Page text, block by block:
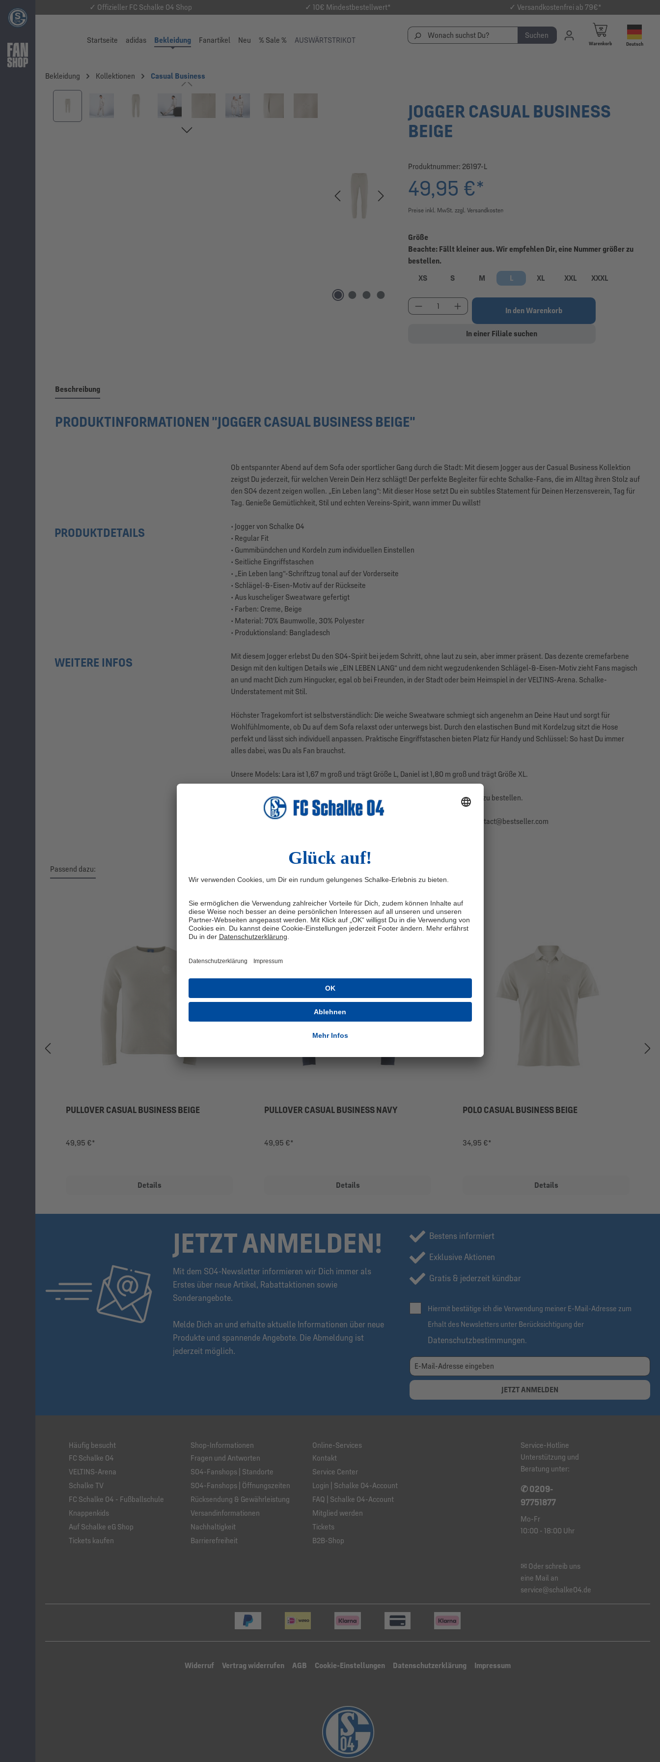
✓ Offizieller FC Schalke 04 Shop ✓ 10€ Mindestbestellwert* ✓ Versandkostenfrei ab 79€*
Startseite adidas Bekleidung Fanartikel Neu % Sale % AUSWÄRTSTRIKOT
Suchen
Warenkorb Deutsch
Bekleidung Kollektionen Casual Business
Bildergalerie überspringen
JOGGER CASUAL BUSINESS
BEIGE
Produktnummer: 26197-L
49,95 €*
Preise inkl. MwSt. zzgl. Versandkosten
Größe
Beachte: Fällt kleiner aus. Wir empfehlen Dir, eine Nummer größer zu
bestellen.
XS
S M L XL XXL XXXL
Produkt Anzahl: Gib den gewünschten Wert ein oder
In den Warenkorb
In einer Filiale suchen
Beschreibung
PRODUKTINFORMATIONEN "JOGGER CASUAL BUSINESS BEIGE"
Ob entspannter Abend auf dem Sofa oder sportlicher Gang durch die Stadt: Mit diesem Jogger aus der Casual Business Kollektion
zeigst Du jederzeit, für welchen Verein Dein Herz schlägt! Der perfekte Begleiter für echte Schalke-Fans, die im Alltag ihren Stolz auf
den S04 dezent zeigen wollen. „Ein Leben lang“: Mit dieser Hose setzt Du ein subtiles Statement für Deinen Herzensverein, Tag für
Tag. Genieße Gemütlichkeit, Stil und echten Vereins-Spirit, wann immer Du willst!
PRODUKTDETAILS
• Jogger von Schalke 04
• Regular Fit
• Gummibündchen und Kordeln zum individuellen Einstellen
• Seitliche Eingriffstaschen
• „Ein Leben lang“-Schriftzug tonal auf der Vorderseite
• Schlägel-&-Eisen-Motiv auf der Rückseite
• Aus kuscheliger Sweatware gefertigt
• Farben: Creme, Beige
• Material: 70% Baumwolle, 30% Polyester
• Produktionsland: Bangladesch
WEITERE INFOS
Mit diesem Jogger erlebst Du den S04-Spirit bei jedem Schritt, ohne laut zu sein, aber immer präsent. Das dezente cremefarbene
Design mit den kultigen Details wie „EIN LEBEN LANG“ und dem nicht wegzudenkenden Schlägel-&-Eisen-Motiv zieht Fans magisch
an und macht Dich zum Hingucker, egal ob bei Freunden, in der Stadt oder beim Heimspiel in der VELTINS-Arena. Schalke-
Understatement mit Stil.
Höchster Tragekomfort ist selbstverständlich: Die weiche Sweatware schmiegt sich angenehm an Deine Haut und sorgt für
Wohlfühlmomente, ob Du auf dem Sofa relaxst oder unterwegs bist. Durch den elastischen Bund mit Kordelzug sitzt die Hose
perfekt und lässt sich individuell anpassen. Praktische Eingriffstaschen bieten Platz für Handy und Schlüssel: So hast Du immer
alles dabei, was Du als Fan brauchst.
Unsere Models: Lara ist 1,67 m groß und trägt Größe L, Daniel ist 1,80 m groß und trägt Größe XL.
Der Jogger fällt etwas kleiner aus. Wir empfehlen, eine Nummer größer zu bestellen.
Herstellerangaben: Bestseller A/S, Fredsskovvej 5, 7330 Brande, Dänemark, contact@bestseller.com
Passend dazu:
PULLOVER CASUAL BUSINESS BEIGE
49,95 €*
Details
PULLOVER CASUAL BUSINESS NAVY
49,95 €*
Details
POLO CASUAL BUSINESS BEIGE
34,95 €*
Details
JETZT ANMELDEN!
Mit dem S04-Newsletter informieren wir Dich immer als
Erstes über neue Artikel, Rabattaktionen sowie
Sonderangebote.
Melde Dich an und erhalte aktuelle Informationen über neue
Produkte und spannende Angebote. Die Abmeldung ist
jederzeit möglich.
Bestens informiert
Exklusive Aktionen
Gratis & jederzeit kündbar
Hiermit bestätige ich die Verwendung meiner E-Mail-Adresse zum
Erhalt des Newsletters unter Berücksichtigung der
Datenschutzbestimmungen.
JETZT ANMELDEN
Häufig besucht
FC Schalke 04
VELTINS-Arena
Schalke TV
FC Schalke 04 - Fußballschule
Knappenkids
Auf Schalke eG Shop
Tickets kaufen
Shop-Informationen
Fragen und Antworten
S04-Fanshops | Standorte
S04-Fanshops | Öffnungszeiten
Rücksendung & Gewährleistung
Versandinformationen
Nachhaltigkeit
Barrierefreiheit
Online-Services
Kontakt
Service Center
Login | Schalke 04-Account
FAQ | Schalke 04-Account
Mitglied werden
Tickets
B2B-Shop
Service-Hotline
Unterstützung und
Beratung unter:
✆ 0209-
97751877
Mo-Fr
10:00 - 18:00 Uhr
✉ Oder schreib uns
eine Mail an
service@schalke04.de
Widerruf Vertrag widerrufen AGB Cookie-Einstellungen Datenschutzerklärung Impressum